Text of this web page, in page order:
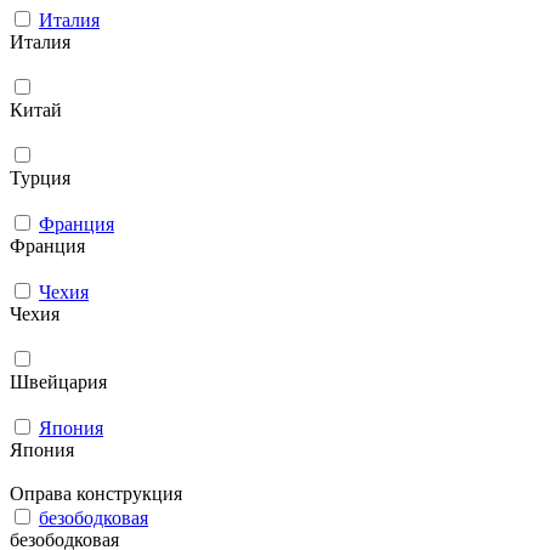
Италия
Италия
Китай
Турция
Франция
Франция
Чехия
Чехия
Швейцария
Япония
Япония
Оправа конструкция
безободковая
безободковая